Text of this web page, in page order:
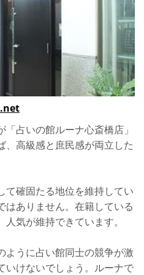
占いの館ルーナ心斎橋店」
、高級感と庶民感が両立した
て確固たる地位を維持してい
はありません。在籍している
気が維持できています。
ように占い館同士の競争が激
いけないでしょう。ルーナで